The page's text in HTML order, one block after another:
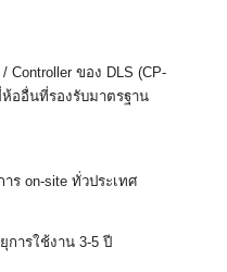
Controller ของ DLS (CP-
ห้ออื่นที่รองรับมาตรฐาน
ร on-site ทั่วประเทศ
ารใช้งาน 3-5 ปี